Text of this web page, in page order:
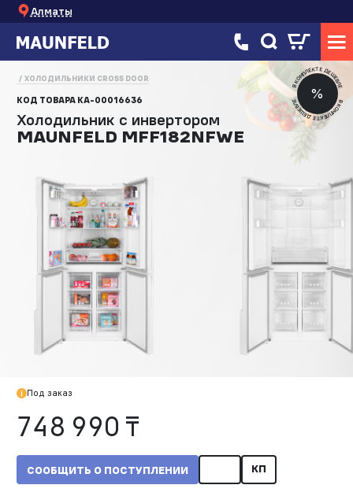
Алматы
%
В КОМПЛЕКТЕ ДЕШЕВЛЕ
В КОМПЛЕКТЕ ДЕШЕВЛЕ
ХОЛОДИЛЬНИКИ CROSS DOOR
КОД ТОВАРА КА-00016636
Холодильник с инвертором
MAUNFELD MFF182NFWE
Под заказ
748 990 ₸
СООБЩИТЬ О ПОСТУПЛЕНИИ КП